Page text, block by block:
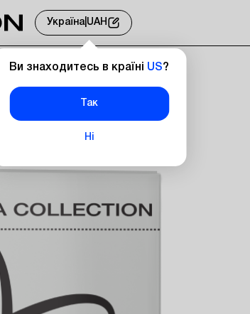
Україна| UAH
Ви знаходитесь в країні US?
Так
Ні